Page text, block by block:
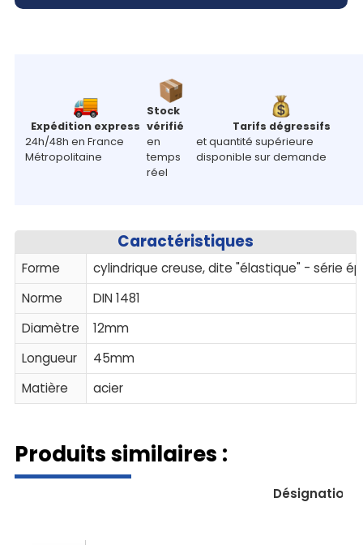
Expédition express
24h/48h en France
Métropolitaine
Stock
vérifié
en
temps
réel
Tarifs dégressifs
et quantité supérieure
disponible sur demande
Caractéristiques
Forme
cylindrique creuse, dite "élastique" - série
Norme
DIN 1481
Diamètre
12mm
Longueur
45mm
Matière
acier
Produits similaires :
Désignation